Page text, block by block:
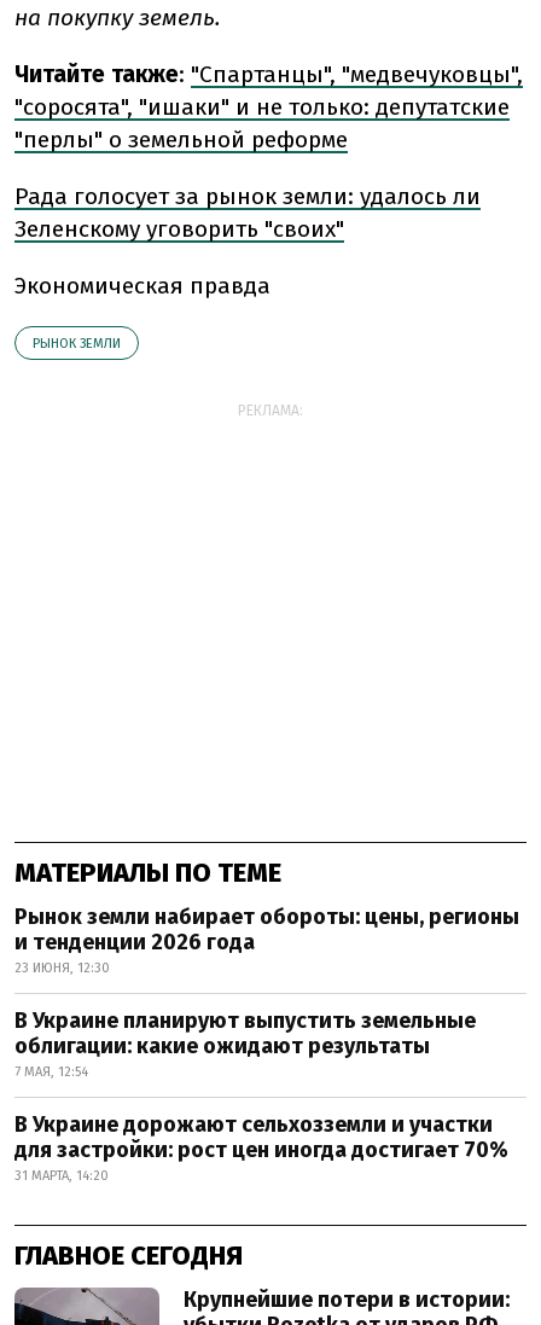
на покупку земель.
Читайте также: "Спартанцы", "медвечуковцы",
"соросята", "ишаки" и не только: депутатские
"перлы" о земельной реформе
Рада голосует за рынок земли: удалось ли
Зеленскому уговорить "своих"
Экономическая правда
РЫНОК ЗЕМЛИ
РЕКЛАМА:
МАТЕРИАЛЫ ПО ТЕМЕ
Рынок земли набирает обороты: цены, регионы
и тенденции 2026 года
23 ИЮНЯ, 12:30
В Украине планируют выпустить земельные
облигации: какие ожидают результаты
7 МАЯ, 12:54
В Украине дорожают сельхозземли и участки
для застройки: рост цен иногда достигает 70%
31 МАРТА, 14:20
ГЛАВНОЕ СЕГОДНЯ
Крупнейшие потери в истории: